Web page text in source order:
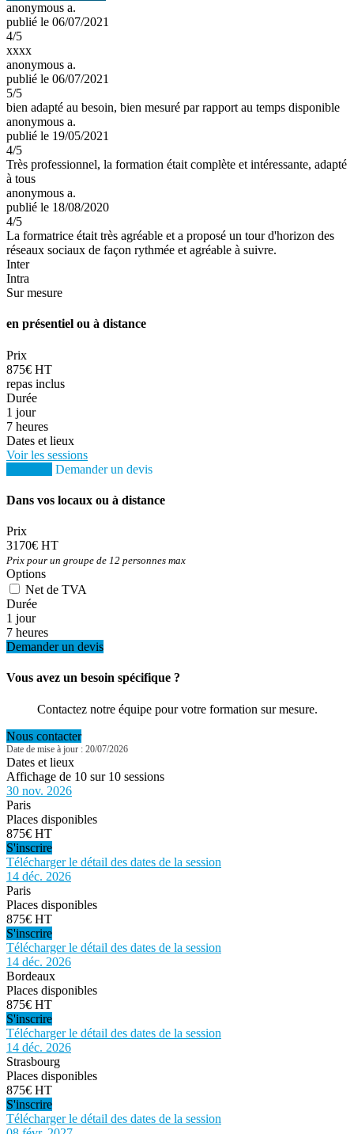
anonymous a.
publié le 06/07/2021
4/5
xxxx
anonymous a.
publié le 06/07/2021
5/5
bien adapté au besoin, bien mesuré par rapport au temps disponible
anonymous a.
publié le 19/05/2021
4/5
Très professionnel, la formation était complète et intéressante, adapté
à tous
anonymous a.
publié le 18/08/2020
4/5
La formatrice était très agréable et a proposé un tour d'horizon des
réseaux sociaux de façon rythmée et agréable à suivre.
Inter
Intra
Sur mesure
en présentiel ou à distance
Prix
875€ HT
repas inclus
Durée
1 jour
7 heures
Dates et lieux
Voir les sessions
Demander un devis
Dans vos locaux ou à distance
Prix
3170€ HT
Prix pour un groupe de 12 personnes max
Options
Net de TVA
Durée
1 jour
7 heures
Demander un devis
Vous avez un besoin spécifique ?
Contactez notre équipe pour votre formation sur mesure.
Nous contacter
Date de mise à jour : 20/07/2026
Dates et lieux
Affichage de 10 sur 10 sessions
30 nov. 2026
Paris
Places disponibles
875€ HT
S'inscrire
Télécharger le détail des dates de la session
14 déc. 2026
Paris
Places disponibles
875€ HT
S'inscrire
Télécharger le détail des dates de la session
14 déc. 2026
Bordeaux
Places disponibles
875€ HT
S'inscrire
Télécharger le détail des dates de la session
14 déc. 2026
Strasbourg
Places disponibles
875€ HT
S'inscrire
Télécharger le détail des dates de la session